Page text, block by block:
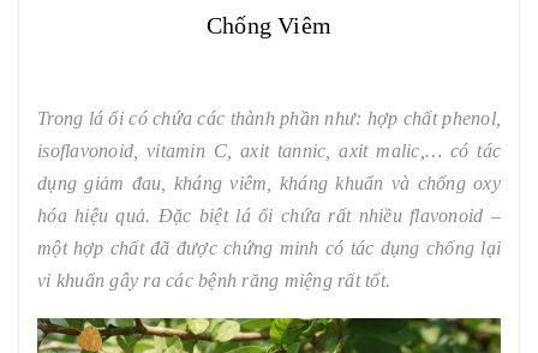
Chống Viêm
Trong lá ổi có chứa các thành phần như: hợp chất phenol,
isoflavonoid, vitamin C, axit tannic, axit malic,… có tác
dụng giảm đau, kháng viêm, kháng khuẩn và chống oxy
hóa hiệu quả. Đặc biệt lá ổi chứa rất nhiều flavonoid –
một hợp chất đã được chứng minh có tác dụng chống lại
vi khuẩn gây ra các bệnh răng miệng rất tốt.